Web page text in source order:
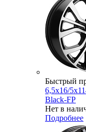
Быстрый
6,5x16/
Black-FP
Нет в
Подробнее